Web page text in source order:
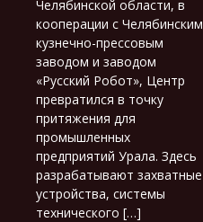
Челябинской области, в
кооперации с Челябинским
кузнечно-прессовым
заводом и заводом
«Русский Робот», Центр
превратился в точку
притяжения для
промышленных
предприятий Урала. Здесь
разрабатывают захватные
устройства, системы
технического […]